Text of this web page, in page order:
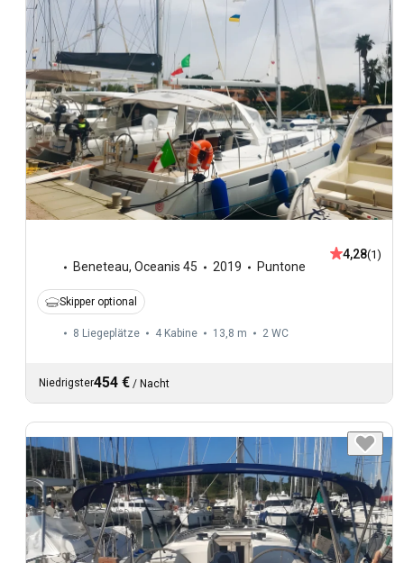
Beneteau, Oceanis 45 2019 Puntone
4,28(1)
Skipper optional
8 Liegeplätze 4 Kabine 13,8 m 2 WC
Niedrigster454 € / Nacht